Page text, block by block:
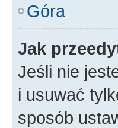
Góra
Jak
Jeśli nie
i usuwać
sposób